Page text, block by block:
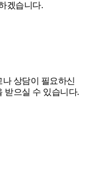
겠습니다.
상담이 필요하신
받으실 수 있습니다.